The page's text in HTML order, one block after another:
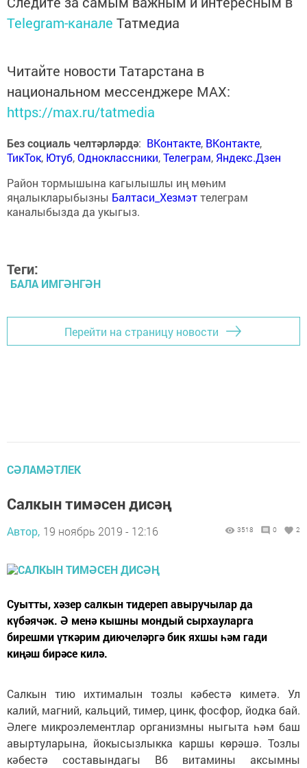
Telegram-канале Татмедиа
Читайте новости Татарстана в
национальном мессенджере MАХ:
https://max.ru/tatmedia
Без социаль челтәрләрдә: ВКонтакте, ВКонтакте,
ТикТок, Ютуб,Одноклассники,Телеграм, Яндекс.Дзен
Район тормышына кагылышлы иң мөһим
яңалыкларыбызны Балтаси_Хезмэттелеграм
каналыбызда да укыгыз.
Теги:
БАЛА ИМГӘНГӘН
Перейти на страницу новости
СӘЛАМӘТЛЕК
Салкын тимәсен дисәң
Автор, 19 ноябрь 2019 - 12:16 3518 0 2
Суытты, хәзер салкын тидереп авыручылар да
күбәячәк. Ә менә кышны мондый сырхауларга
бирешми үткәрим диючеләргә бик яхшы һәм гади
киңәш бирәсе килә.
Салкын тию ихтималын тозлы кәбестә киметә. Ул
калий, магний, кальций, тимер, цинк, фосфор, йодка бай.
Әлеге микроэлементлар организмны ныгыта һәм баш
авыртуларына, йокысызлыкка каршы көрәшә. Тозлы
кәбестә составындагы В6 витамины аксымны